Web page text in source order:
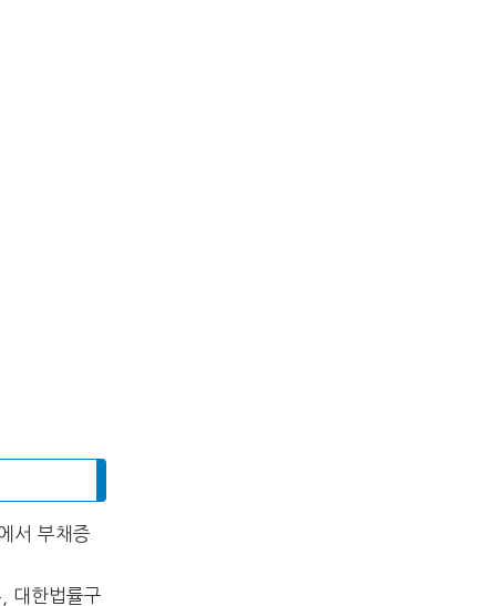
서 부채증
대한법률구